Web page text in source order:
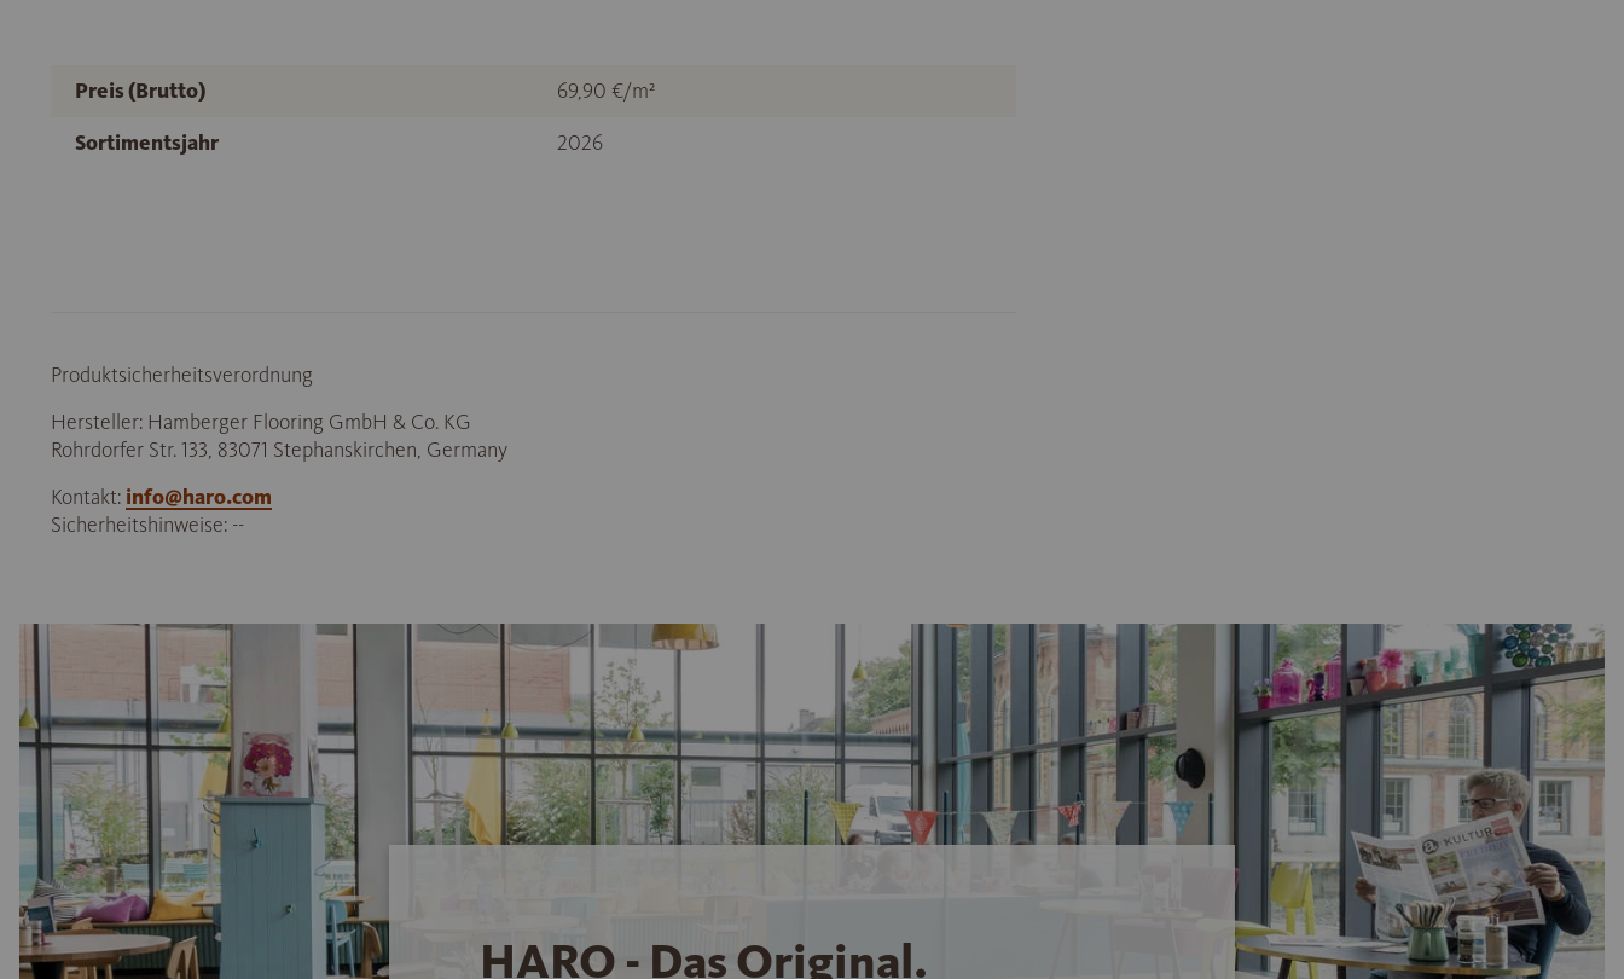
Preis (Brutto)
69,90 €/m²
Sortimentsjahr
2026
Produktsicherheitsverordnung
Hersteller: Hamberger Flooring GmbH & Co. KG
Rohrdorfer Str. 133, 83071 Stephanskirchen, Germany
Kontakt: info@haro.com
Sicherheitshinweise: --
HARO - Das Original.